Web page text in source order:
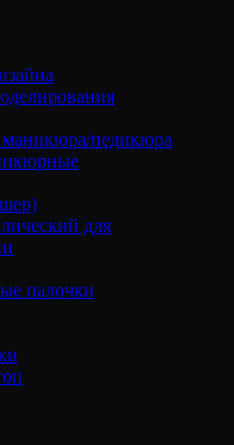
педикюра
для
палочки